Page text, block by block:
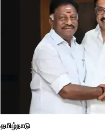
தமிழ்நாடு